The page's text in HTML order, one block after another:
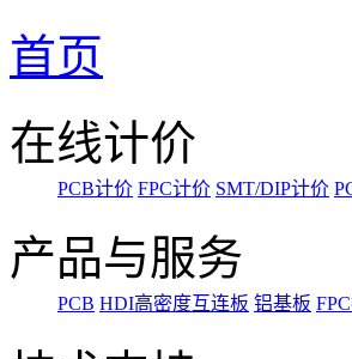
首页
在线计价
PCB计价 FPC计价 SMT/DIP计价
产品与服务
PCB HDI高密度互连板 铝基板